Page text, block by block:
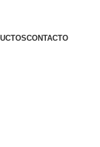
CONTACTO